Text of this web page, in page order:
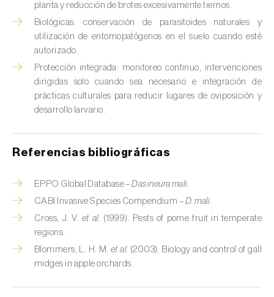
Chinche roja (
Chinche verde (Nezara viridula )
Cicadas (Jacobiasca lybica, Scaphoideus
titanus e Empoasca spp.
Cigarra espumosa (
comstocki)
Cochinilla de los cítricos ( Planococcus citri
Cochinilla de San José (Quadraspidiotus (=
Diaspidiotus) perniciosus)
Cochinilla obscura (Pseudococcus viburni)
planta y reducción de brotes excesivamente tiernos.
Biológicas: conservación de parasitoides naturales y
utilización de entomopatógenos en el suelo cuando esté
autorizado.
Protección integrada: monitoreo continuo, intervenciones
dirigidas solo cuando sea necesario e integración de
prácticas culturales para reducir lugares de oviposición y
desarrollo larvario.
Referencias bibliográficas
EPPO Global Database –Dasineura mali.
CABI Invasive Species Compendium – D. mali.
Cross, J. V. et al. (1999). Pests of pome fruit in temperate
regions.
Blommers, L. H. M.et al. (2003). Biology and control of gall
midges in apple orchards.